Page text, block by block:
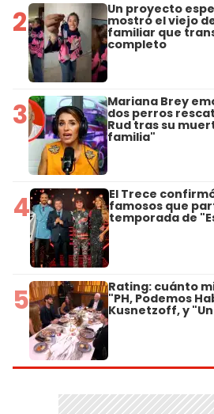
2 Un proyecto
mostró el viejo
familiar que
completo
3 Mariana Brey
dos perros
Rud tras su
familia"
4 El Trece
famosos que
temporada de
5 Rating: cuánto
"PH, Podemos
Kusnetzoff, y